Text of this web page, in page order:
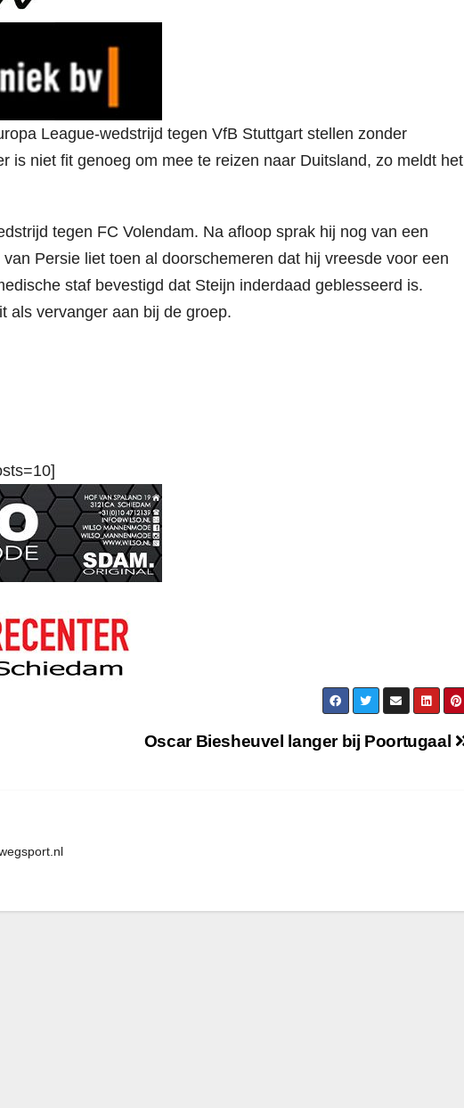
League-wedstrijd tegen VfB Stuttgart stellen zonder
is niet fit genoeg om mee te reizen naar Duitsland, zo meldt het
tegen FC Volendam. Na afloop sprak hij nog van een
Persie liet toen al doorschemeren dat hij vreesde voor een
staf bevestigd dat Steijn inderdaad geblesseerd is.
als vervanger aan bij de groep.
Oscar Biesheuvel langer bij Poortugaal